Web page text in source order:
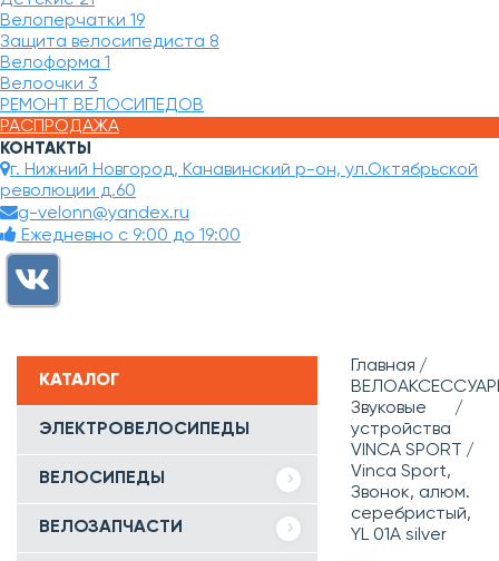
Велоперчатки 19
Защита велосипедиста 8
Велоформа 1
Велоочки 3
РЕМОНТ ВЕЛОСИПЕДОВ
РАСПРОДАЖА
КОНТАКТЫ
г. Нижний Новгород, Канавинский р-он, ул.Октябрьской
революции д.60
g-velonn@yandex.ru
Ежедневно с 9:00 до 19:00
КАТАЛОГ
ЭЛЕКТРОВЕЛОСИПЕДЫ
ВЕЛОСИПЕДЫ
ВЕЛОЗАПЧАСТИ
Главная
Звуковые
устройства
VINCA SPORT
Vinca Sport,
Звонок, алюм.
серебристый,
YL 01A silver